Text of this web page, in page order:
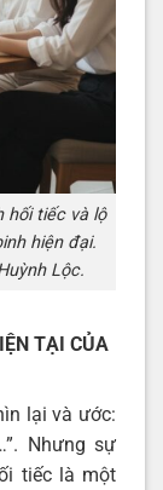
hối tiếc và lộ
hiện đại.
Lộc.
TẠI CỦA
lại và ước:
Nhưng sự
tiếc là một